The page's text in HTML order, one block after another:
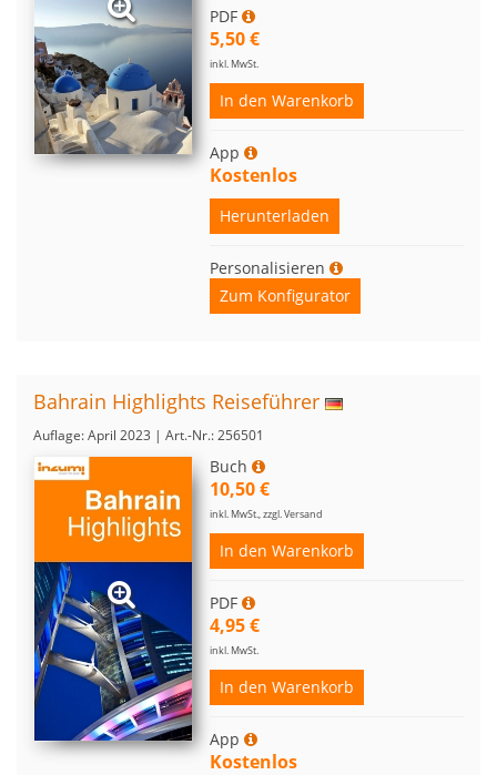
PDF
5,50 €
inkl. MwSt.
In den Warenkorb
App
Kostenlos
Herunterladen
Personalisieren
Zum Konfigurator
Bahrain Highlights Reiseführer
Auflage: April 2023 | Art.-Nr.: 256501
Buch
10,50 €
inkl. MwSt., zzgl. Versand
In den Warenkorb
PDF
4,95 €
inkl. MwSt.
In den Warenkorb
App
Kostenlos